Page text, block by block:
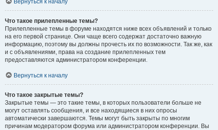
Вернуться к началу
Что такое прилепленные темы?
Прилепленные темы в форуме находятся ниже всех объявлений и только
на его первой странице. Они чаще всего содержат достаточно важную
информацию, поэтому вы должны прочесть их по возможности. Так же, как
и с объявлениями, права на создание прилепленных тем
предоставляются администратором конференции.
Вернуться к началу
Что такое закрытые темы?
Закрытые темы — это такие темы, в которых пользователи больше не
могут оставлять сообщения, и все находящиеся в них опросы
автоматически завершаются. Темы могут быть закрыты по многим
причинам модератором форума или администратором конференции. Вы